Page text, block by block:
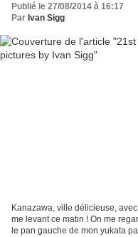
Publié le 27/08/2014 à 16:17
Par Ivan Sigg
Kanazawa, ville délicieuse,
me levant ce matin ! On me
le pan gauche de mon yukata